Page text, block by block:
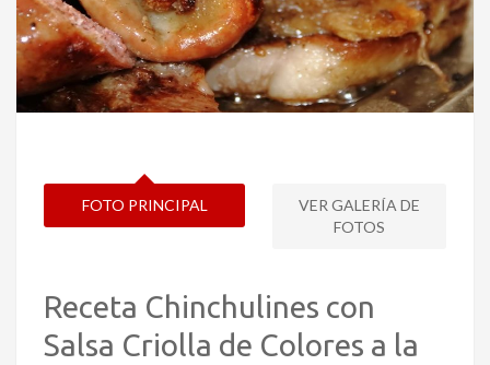
FOTO PRINCIPAL
VER GALERÍA DE
FOTOS
Receta Chinchulines con
Salsa Criolla de Colores a la